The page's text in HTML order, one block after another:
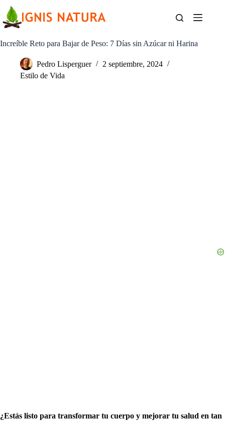
contenido
Increíble Reto para Bajar de Peso: 7 Días sin Azúcar ni Harina
Pedro Lisperguer
2 septiembre, 2024
Estilo de Vida
¿Estás listo para transformar tu cuerpo y mejorar tu salud en tan